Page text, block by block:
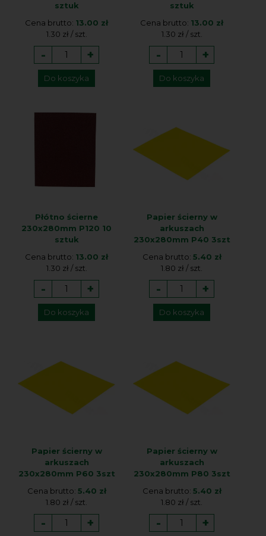
sztuk
Cena brutto: 13.00 zł
1.30 zł / szt.
- +
Do koszyka
sztuk
Cena brutto: 13.00 zł
1.30 zł / szt.
- +
Do koszyka
Płótno ścierne
230x280mm P120 10
sztuk
Cena brutto: 13.00 zł
1.30 zł / szt.
- +
Do koszyka
Papier ścierny w
arkuszach
230x280mm P40 3szt
Cena brutto: 5.40 zł
1.80 zł / szt.
- +
Do koszyka
Papier ścierny w
arkuszach
230x280mm P60 3szt
Cena brutto: 5.40 zł
1.80 zł / szt.
- +
Papier ścierny w
arkuszach
230x280mm P80 3szt
Cena brutto: 5.40 zł
1.80 zł / szt.
- +